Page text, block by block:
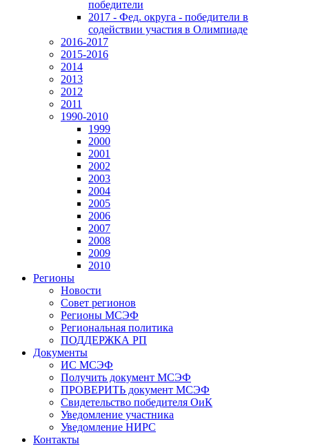
победители
2017 - Фед. округа - победители в
содействии участия в Олимпиаде
2016-2017
2015-2016
2014
2013
2012
2011
1990-2010
1999
2000
2001
2002
2003
2004
2005
2006
2007
2008
2009
2010
Регионы
Новости
Совет регионов
Регионы МСЭФ
Региональная политика
ПОДДЕРЖКА РП
Документы
ИС МСЭФ
Получить документ МСЭФ
ПРОВЕРИТЬ документ МСЭФ
Свидетельство победителя ОиК
Уведомление участника
Уведомление НИРС
Контакты